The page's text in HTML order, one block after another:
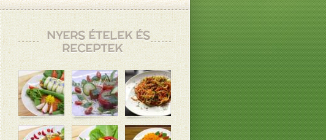
NYERS ÉTELEK ÉS
RECEPTEK